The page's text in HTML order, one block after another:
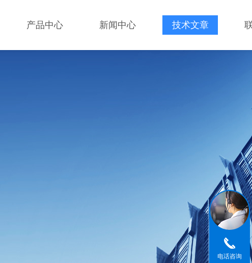
产品中心 新闻中心 技术文章
电话咨询